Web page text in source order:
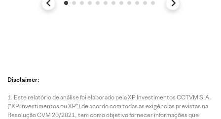
Disclaimer:
Este relatório de análise foi elaborado pela XP Investimentos CCTVM S.A.
(“XP Investimentos ou XP”) de acordo com todas as exigências previstas na
Resolução CVM 20/2021, tem como objetivo fornecer informações que